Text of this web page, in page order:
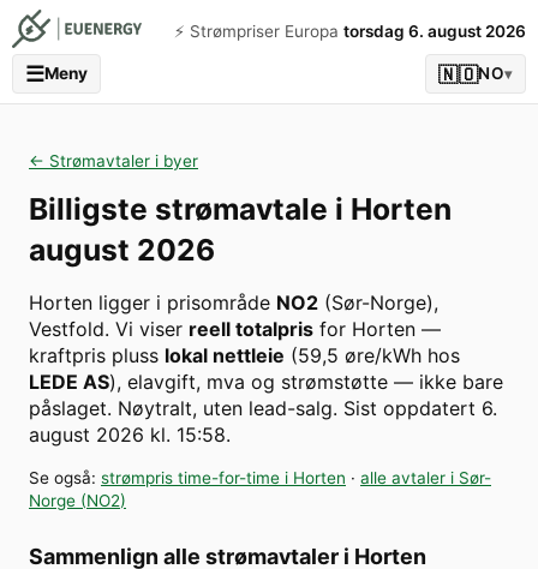
⚡️ Strømpriser Europa torsdag 6. august 2026
☰Meny 🇳🇴NO▾
← Strømavtaler i byer
Billigste strømavtale i Horten
august 2026
Horten ligger i prisområde NO2 (Sør-Norge),
Vestfold. Vi viser reell totalpris for Horten —
kraftpris pluss lokal nettleie (59,5 øre/kWh hos
LEDE AS), elavgift, mva og strømstøtte — ikke bare
påslaget. Nøytralt, uten lead-salg. Sist oppdatert 6.
august 2026 kl. 15:58.
Se også: strømpris time-for-time i Horten · alle avtaler i Sør-
Norge (NO2)
Sammenlign alle strømavtaler i Horten